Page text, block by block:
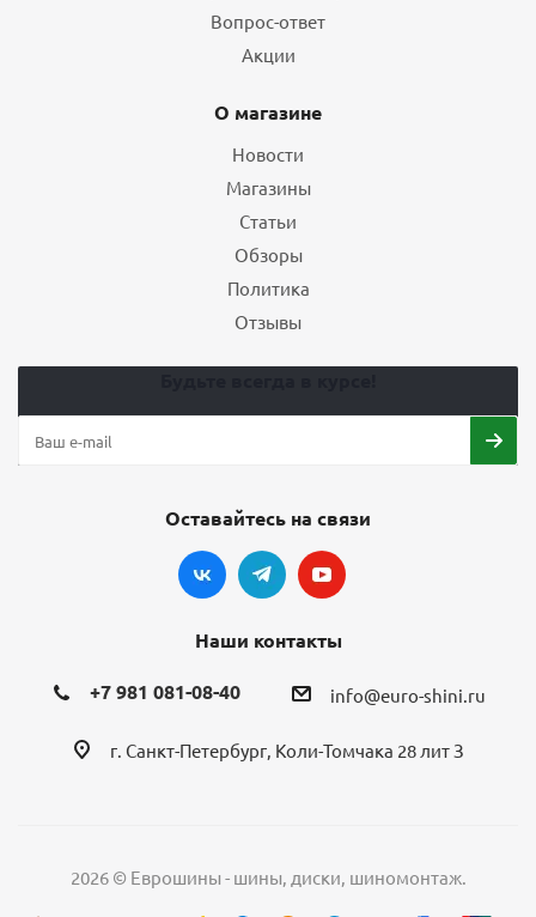
Вопрос-ответ
Акции
О магазине
Новости
Магазины
Статьи
Обзоры
Политика
Отзывы
Оставайтесь на связи
Наши контакты
+7 981 081-08-40 info@euro-shini.ru
г. Санкт-Петербург, Коли-Томчака 28 лит З
2026 © Еврошины - шины, диски, шиномонтаж.